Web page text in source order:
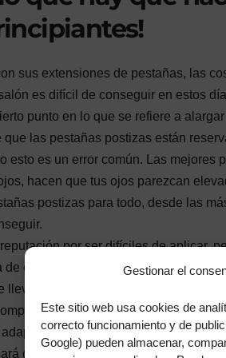
Gestionar el
Este sitio web usa cookies de
correcto funcionamiento y de
Google) pueden almacenar,
sus extensiones de pestañas, las
es difícil de conseguir en estos
punto en lo que se refiere a
las pestañas postizas están
esto es un error común. Las mejores
hacen que tus ojos parezcan
postizas para todo, desde las
por ser difíciles de aplicar,
ellas pueden añadirse con sólo
todo el día y se mantienen en
la forma de tus ojos. Es
a más personas. Aplicar
que se integren mejor si el tipo de